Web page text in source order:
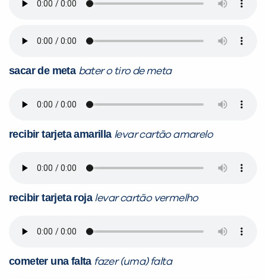
sacar de meta bater o tiro de meta
recibir tarjeta amarilla levar cartão amarelo
recibir tarjeta roja levar cartão vermelho
cometer una falta fazer (uma) falta